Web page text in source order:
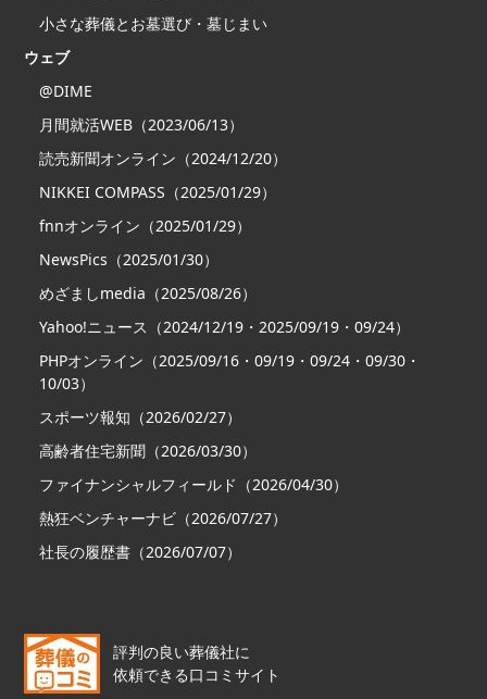
小さな葬儀とお墓選び・墓じまい
ウェブ
@DIME
月間就活WEB（2023/06/13）
読売新聞オンライン（2024/12/20）
NIKKEI COMPASS（2025/01/29）
fnnオンライン（2025/01/29）
NewsPics（2025/01/30）
めざましmedia（2025/08/26）
Yahoo!ニュース（2024/12/19・2025/09/19・09/24）
PHPオンライン（2025/09/16・09/19・09/24・09/30・
10/03）
スポーツ報知（2026/02/27）
高齢者住宅新聞（2026/03/30）
ファイナンシャルフィールド（2026/04/30）
熱狂ベンチャーナビ（2026/07/27）
社長の履歴書（2026/07/07）
評判の良い葬儀社に
依頼できる口コミサイト